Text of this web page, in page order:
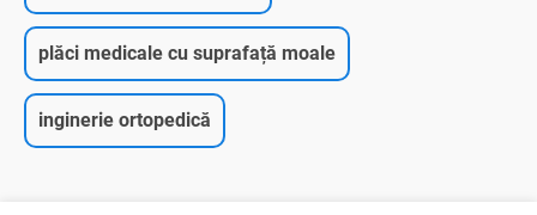
plăci medicale cu suprafață moale
inginerie ortopedică